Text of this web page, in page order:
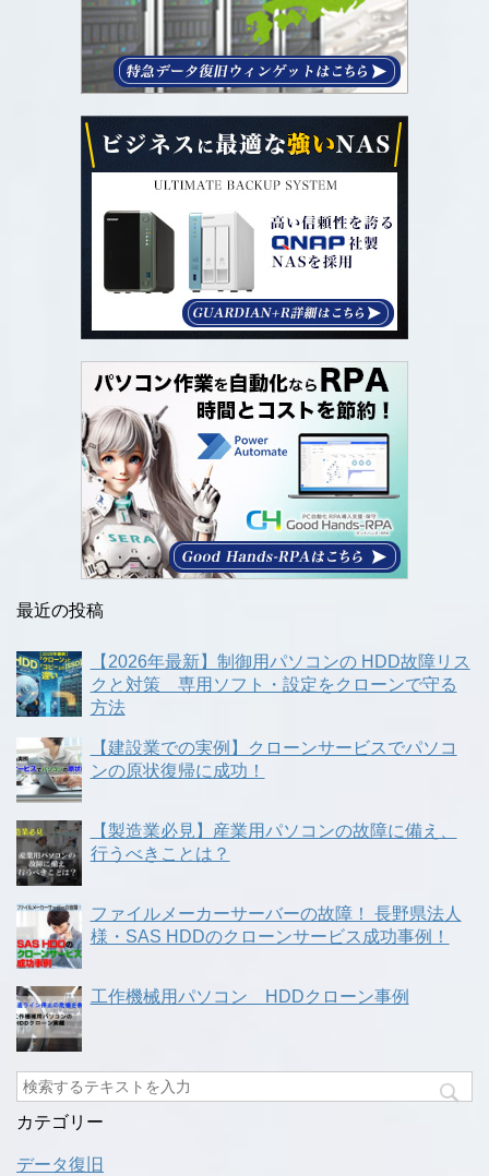
最近の投稿
【2026年最新】制御用パソコンの HDD故障リス
クと対策 専用ソフト・設定をクローンで守る
方法
【建設業での実例】クローンサービスでパソコ
ンの原状復帰に成功！
【製造業必見】産業用パソコンの故障に備え、
行うべきことは？
ファイルメーカーサーバーの故障！ 長野県法人
様・SAS HDDのクローンサービス成功事例！
工作機械用パソコン HDDクローン事例
カテゴリー
データ復旧